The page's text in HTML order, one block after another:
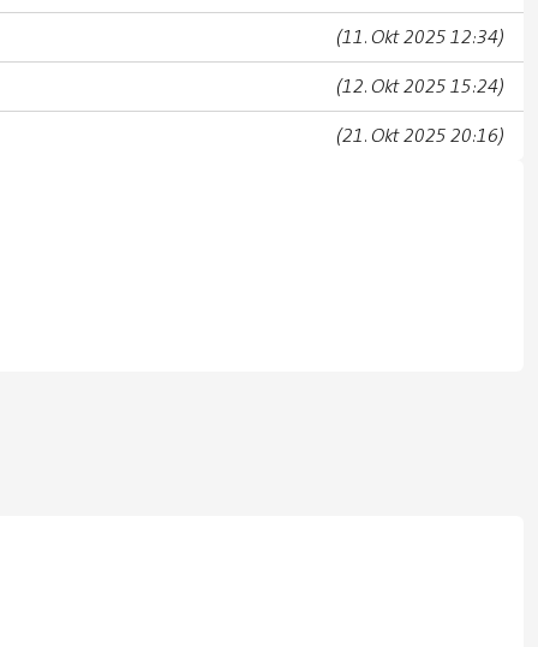
(11. Okt 2025 12:34)
(12. Okt 2025 15:24)
(21. Okt 2025 20:16)